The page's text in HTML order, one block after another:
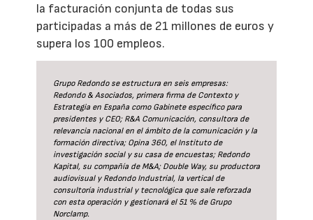
la facturación conjunta de todas sus
participadas a más de 21 millones de euros y
supera los 100 empleos.
Grupo Redondo se estructura en seis empresas:
Redondo & Asociados, primera firma de Contexto y
Estrategia en España como Gabinete específico para
presidentes y CEO; R&A Comunicación, consultora de
relevancia nacional en el ámbito de la comunicación y la
formación directiva; Opina 360, el Instituto de
investigación social y su casa de encuestas; Redondo
Kapital, su compañía de M&A; Double Way, su productora
audiovisual y Redondo Industrial, la vertical de
consultoría industrial y tecnológica que sale reforzada
con esta operación y gestionará el 51 % de Grupo
Norclamp.